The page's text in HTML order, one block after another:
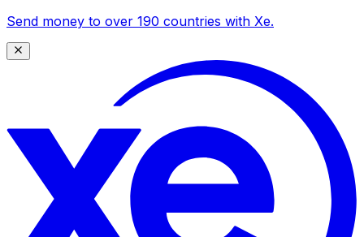
Send money to over 190 countries with Xe.